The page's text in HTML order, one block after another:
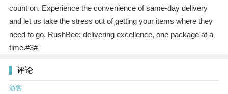
count on. Experience the convenience of same-day delivery
and let us take the stress out of getting your items where they
need to go. RushBee: delivering excellence, one package at a
time.#3#
评论
游客